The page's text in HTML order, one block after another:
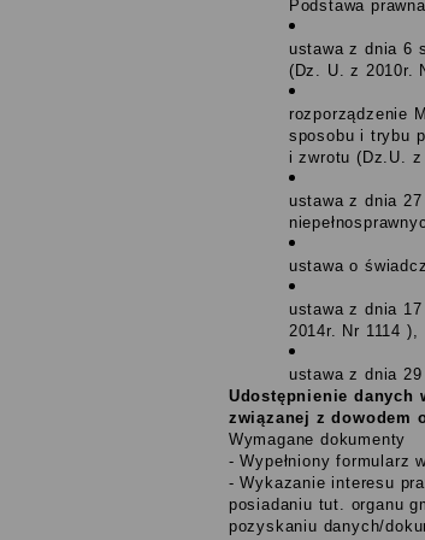
Podstawa prawna
ustawa z dnia 6
(Dz. U. z 2010r.
rozporządzenie
sposobu i trybu
i zwrotu (Dz.U.
ustawa z dnia
ustawa o
ustawa z dnia
2014r. Nr 1114 ),
ustawa z dnia
Udostępnienie danych
związanej z dowodem
Wymagane dokumenty
- Wypełniony formularz
- Wykazanie interesu
posiadaniu tut. organu
pozyskaniu danych/